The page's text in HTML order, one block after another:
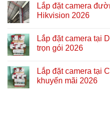
Lắp đặt camera
Hikvision 2026
Lắp đặt camera tại
trọn gói 2026
Lắp đặt camera tại
khuyến mãi 2026